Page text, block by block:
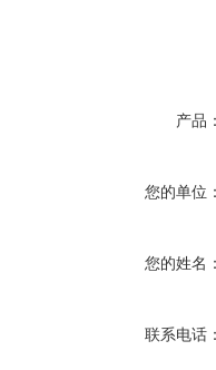
产品
您的单位
您的姓名
联系电话